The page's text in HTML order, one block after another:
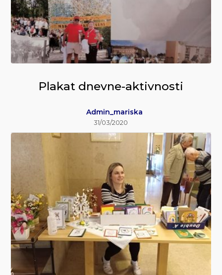
Plakat dnevne-aktivnosti
Admin_mariska
31/03/2020